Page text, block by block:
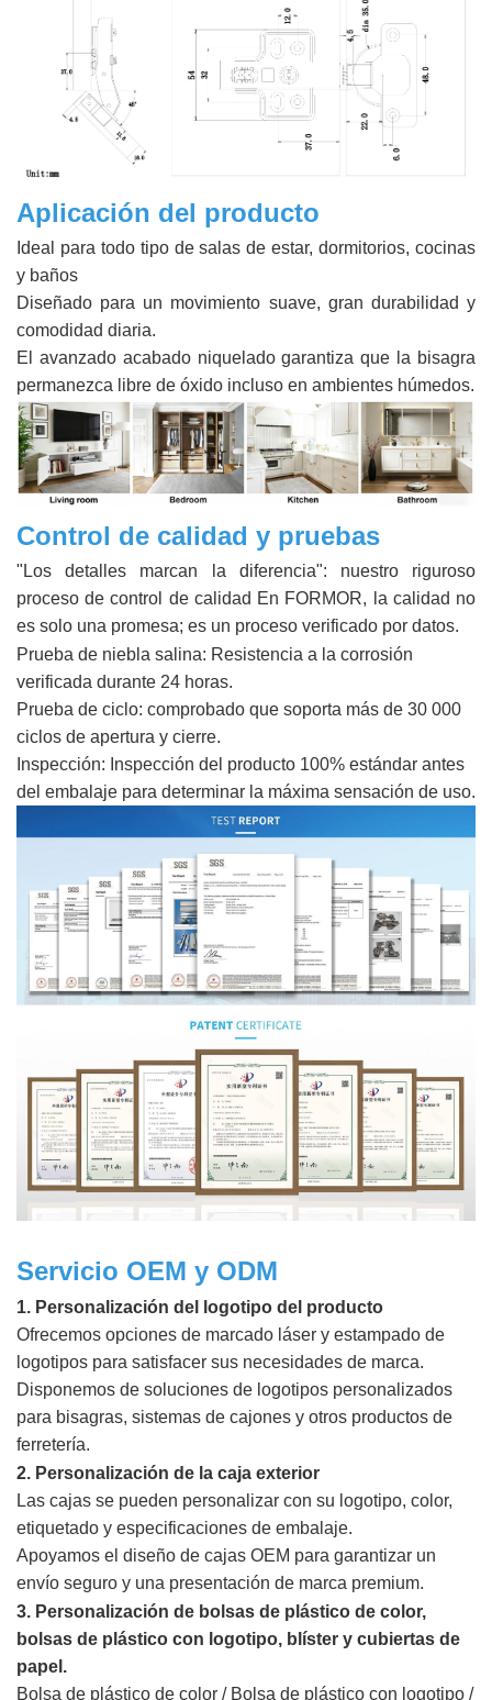
Aplicación del producto
Ideal para todo tipo de salas de estar, dormitorios, cocinas
y baños
Diseñado para un movimiento suave, gran durabilidad y
comodidad diaria.
El avanzado acabado niquelado garantiza que la bisagra
permanezca libre de óxido incluso en ambientes húmedos.
Control de calidad y pruebas
"Los detalles marcan la diferencia": nuestro riguroso
proceso de control de calidad En FORMOR, la calidad no
es solo una promesa; es un proceso verificado por datos.
Prueba de niebla salina: Resistencia a la corrosión
verificada durante 24 horas.
Prueba de ciclo: comprobado que soporta más de 30 000
ciclos de apertura y cierre.
Inspección: Inspección del producto 100% estándar antes
del embalaje para determinar la máxima sensación de uso.
Servicio OEM y ODM
1. Personalización del logotipo del producto
Ofrecemos opciones de marcado láser y estampado de
logotipos para satisfacer sus necesidades de marca.
Disponemos de soluciones de logotipos personalizados
para bisagras, sistemas de cajones y otros productos de
ferretería.
2. Personalización de la caja exterior
Las cajas se pueden personalizar con su logotipo, color,
etiquetado y especificaciones de embalaje.
Apoyamos el diseño de cajas OEM para garantizar un
envío seguro y una presentación de marca premium.
3. Personalización de bolsas de plástico de color,
bolsas de plástico con logotipo, blíster y cubiertas de
papel.
Bolsa de plástico de color / Bolsa de plástico con logotipo /